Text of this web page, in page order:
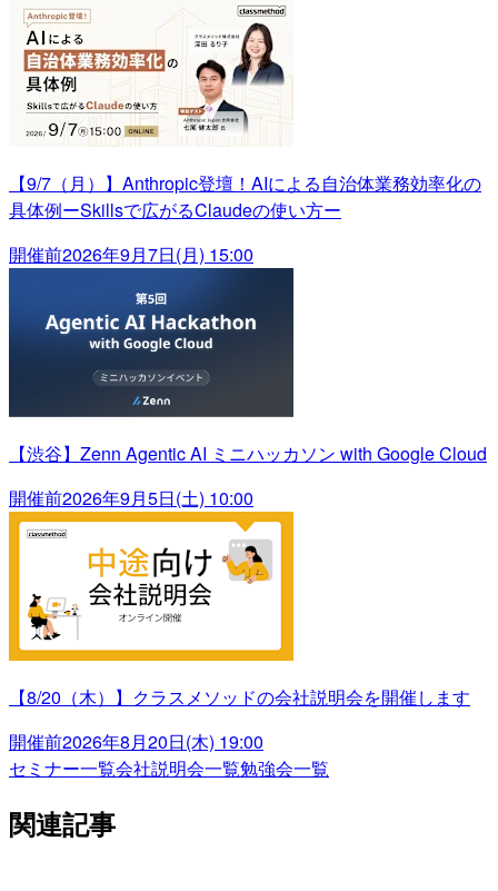
【9/7（月）】Anthropic登壇！AIによる自治体業務効率化の
具体例ーSkillsで広がるClaudeの使い方ー
開催前2026年9月7日(月) 15:00
【渋谷】Zenn Agentic AI ミニハッカソン with Google Cloud
開催前2026年9月5日(土) 10:00
【8/20（木）】クラスメソッドの会社説明会を開催します
開催前2026年8月20日(木) 19:00
セミナー一覧会社説明会一覧勉強会一覧
関連記事